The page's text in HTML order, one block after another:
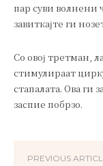
пар суви волнени
завиткајте ги
Со овој третман,
стимулираат
стапалата. Ова ги
заспие побрзо.
PREVIOUS